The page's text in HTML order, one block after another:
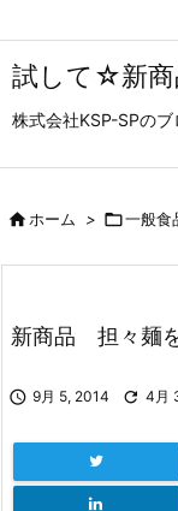
試して☆新商
株式会社KSP-SPのブ
ホーム > 一般食
新商品 担々麺
 9月 5, 2014  4月